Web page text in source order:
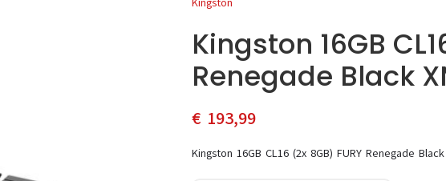
Kingston 16GB
Renegade Black
€ 193,99
Kingston 16GB CL16 (2x 8GB) FURY Renegade Black